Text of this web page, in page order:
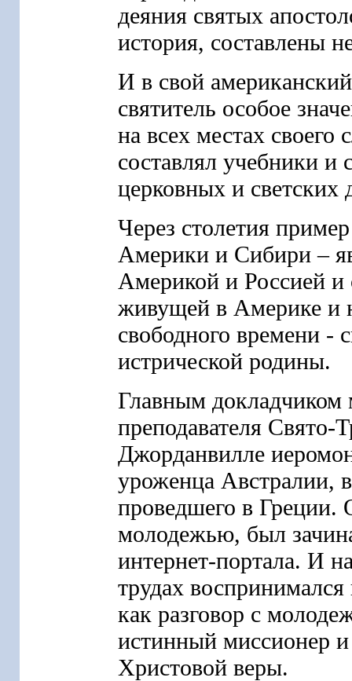
деяния святых
история, составлены
И в свой
святитель особое
на всех местах
составлял учебники и
церковных и
Через столетия
Америки и Сибири –
Америкой и Россией
живущей в Америке и
свободного времени -
истрической родины.
Главным докладчиком
преподавателя Свято-
Джорданвилле
уроженца Австралии,
проведшего в Греции.
молодежью, был
интернет-портала. И
трудах
как разговор с
истинный миссионер
Христовой веры.